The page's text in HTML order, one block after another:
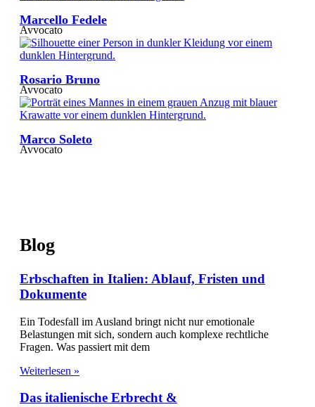
Marcello Fedele
Avvocato
Rosario Bruno
Avvocato
Marco Soleto
Avvocato
Blog
Erbschaften in Italien: Ablauf, Fristen und
Dokumente
Ein Todesfall im Ausland bringt nicht nur emotionale
Belastungen mit sich, sondern auch komplexe rechtliche
Fragen. Was passiert mit dem
Weiterlesen »
Das italienische Erbrecht &